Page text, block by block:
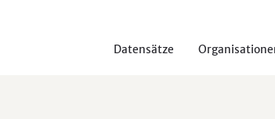
Datensätze